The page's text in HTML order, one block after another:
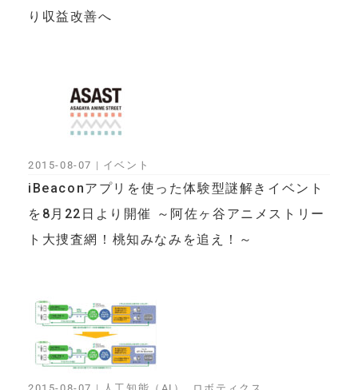
り収益改善へ
iBeaconアプリを使った体験型謎解きイベント
を8月22日より開催 ～阿佐ヶ谷アニメストリー
ト大捜査網！桃知みなみを追え！～
2015-08-07 | イベント